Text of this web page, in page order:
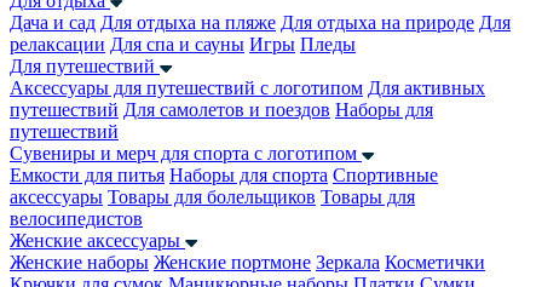
Дача и сад Для отдыха на пляже Для отдыха на природе Для
релаксации Для спа и сауны Игры Пледы
Для путешествий
Аксессуары для путешествий с логотипом Для активных
путешествий Для самолетов и поездов Наборы для
путешествий
Сувениры и мерч для спорта с логотипом
Емкости для питья Наборы для спорта Спортивные
аксессуары Товары для болельщиков Товары для
велосипедистов
Женские аксессуары
Женские наборы Женские портмоне Зеркала Косметички